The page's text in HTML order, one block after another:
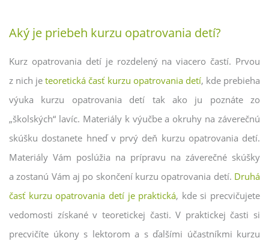
Aký je priebeh kurzu opatrovania detí?
Kurz opatrovania detí je rozdelený na viacero častí. Prvou
z nich jeteoretická časť kurzu opatrovania detí, kde prebieha
výuka kurzu opatrovania detí tak ako ju poznáte zo
„školských“ lavíc. Materiály k výučbe a okruhy na záverečnú
skúšku dostanete hneď v prvý deň kurzu opatrovania detí.
Materiály Vám poslúžia na prípravu na záverečné skúšky
a zostanú Vám aj po skončení kurzu opatrovania detí. Druhá
časť kurzu opatrovania detí je praktická, kde si precvičujete
vedomosti získané v teoretickej časti. V praktickej časti si
precvičíte úkony s lektorom a s ďalšími účastníkmi kurzu